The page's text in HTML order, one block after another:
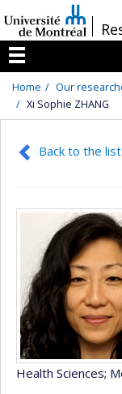
au
contenu
/
Menu
Home Our
Xi Sophie ZHANG
Back to the
Health Sciences;